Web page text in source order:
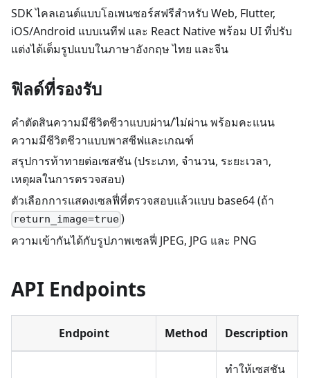
SDK ไคลเอนต์แบบโอเพนซอร์สฟรีสำหรับ Web, Flutter,
iOS/Android แบบเนทีฟ และ React Native พร้อม UI ที่ปรับ
แต่งได้เต็มรูปแบบในภาษาอังกฤษ ไทย และจีน
ฟิลด์ที่รองรับ
คำตัดสินความมีชีวิตชีวาแบบผ่าน/ไม่ผ่าน พร้อมคะแนน
ความมีชีวิตชีวาแบบพาสซีฟและเกณฑ์
สรุปการท้าทายต่อเซสชัน (ประเภท, จำนวน, ระยะเวลา,
เหตุผลในการตรวจสอบ)
ตัวเลือกการแสดงเซลฟี่ที่ตรวจสอบแล้วแบบ base64 (ถ้า
return_image=true)
ความเข้ากันได้กับรูปภาพเซลฟี่ JPEG, JPG และ PNG
API Endpoints
Endpoint Method Description
ทำให้เซสชัน